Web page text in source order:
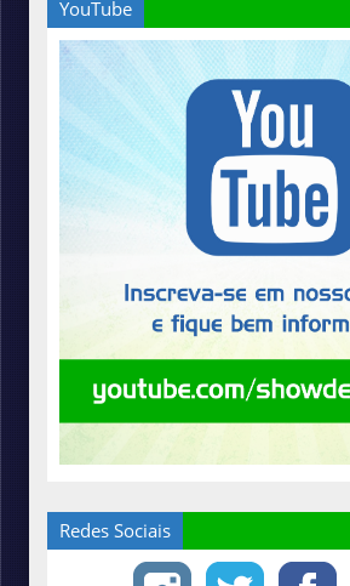
YouTube
Redes Sociais